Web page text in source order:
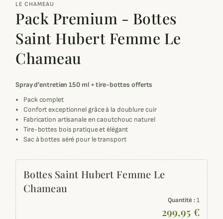
LE CHAMEAU
Pack Premium - Bottes
Saint Hubert Femme Le
Chameau
Spray d'entretien 150 ml + tire-bottes offerts
Pack complet
Confort exceptionnel grâce à la doublure cuir
Fabrication artisanale en caoutchouc naturel
Tire-bottes bois pratique et élégant
Sac à bottes aéré pour le transport
Bottes Saint Hubert Femme Le
Chameau
Quantité :1
299,95 €